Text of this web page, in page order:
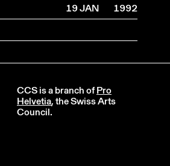
19 JAN
1992
CCS is a branch ofPro
Helvetia, the Swiss Arts
Council.